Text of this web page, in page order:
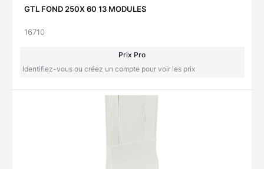
GTL FOND 250X 60 13 MODULES
16710
Prix Pro
Identifiez-vous ou créez un compte pour voir les prix